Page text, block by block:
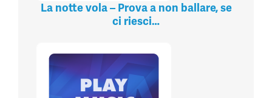
La notte vola – Prova a non ballare, se
ci riesci…